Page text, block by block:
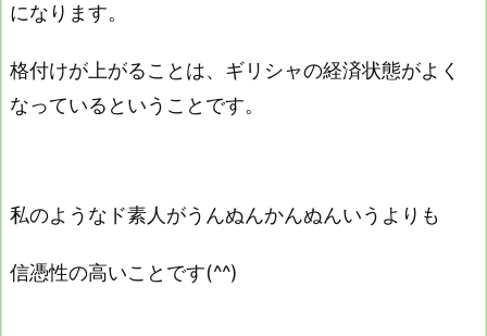
になります。
格付けが上がることは、ギリシャの経済状態がよく
なっているということです。
私のようなド素人がうんぬんかんぬんいうよりも
信憑性の高いことです(^^)